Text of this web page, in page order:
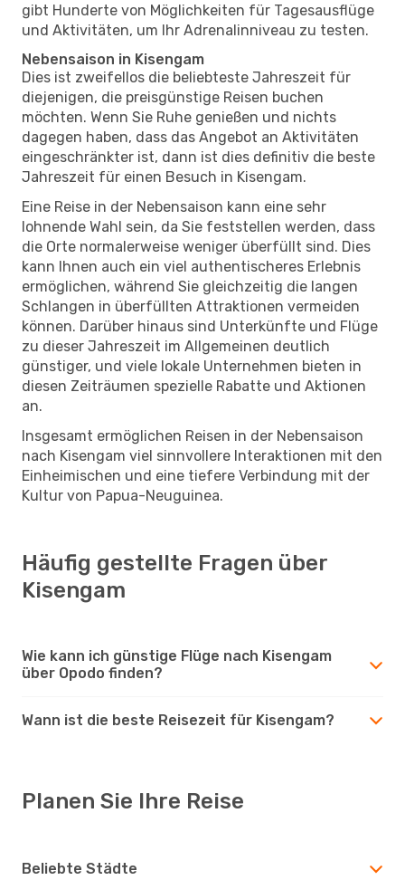
gibt Hunderte von Möglichkeiten für Tagesausflüge
und Aktivitäten, um Ihr Adrenalinniveau zu testen.
Nebensaison in Kisengam
Dies ist zweifellos die beliebteste Jahreszeit für
diejenigen, die preisgünstige Reisen buchen
möchten. Wenn Sie Ruhe genießen und nichts
dagegen haben, dass das Angebot an Aktivitäten
eingeschränkter ist, dann ist dies definitiv die beste
Jahreszeit für einen Besuch in Kisengam.
Eine Reise in der Nebensaison kann eine sehr
lohnende Wahl sein, da Sie feststellen werden, dass
die Orte normalerweise weniger überfüllt sind. Dies
kann Ihnen auch ein viel authentischeres Erlebnis
ermöglichen, während Sie gleichzeitig die langen
Schlangen in überfüllten Attraktionen vermeiden
können. Darüber hinaus sind Unterkünfte und Flüge
zu dieser Jahreszeit im Allgemeinen deutlich
günstiger, und viele lokale Unternehmen bieten in
diesen Zeiträumen spezielle Rabatte und Aktionen
an.
Insgesamt ermöglichen Reisen in der Nebensaison
nach Kisengam viel sinnvollere Interaktionen mit den
Einheimischen und eine tiefere Verbindung mit der
Kultur von Papua-Neuguinea.
Häufig gestellte Fragen über
Kisengam
Wie kann ich günstige Flüge nach Kisengam
über Opodo finden?
Wann ist die beste Reisezeit für Kisengam?
Planen Sie Ihre Reise
Beliebte Städte